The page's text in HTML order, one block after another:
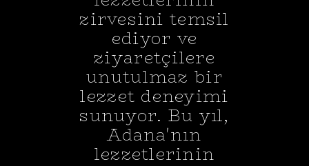
zirvesini temsil
ediyor ve
ziyaretçilere
unutulmaz bir
lezzet deneyimi
sunuyor. Bu yıl,
Adana'nın
lezzetlerinin